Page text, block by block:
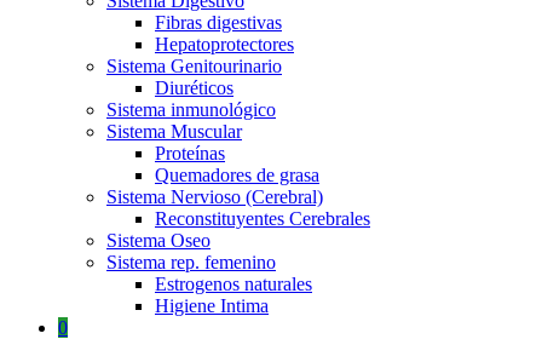
Fibras digestivas
Hepatoprotectores
Sistema Genitourinario
Diuréticos
Sistema inmunológico
Sistema Muscular
Proteínas
Quemadores de grasa
Sistema Nervioso (Cerebral)
Reconstituyentes Cerebrales
Sistema Oseo
Sistema rep. femenino
Estrogenos naturales
Higiene Intima
0